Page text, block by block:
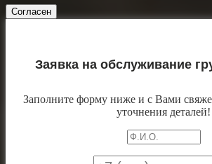
Согласен
Заявка на обслуживание
Заполните форму ниже и с Вами
уточнения деталей!